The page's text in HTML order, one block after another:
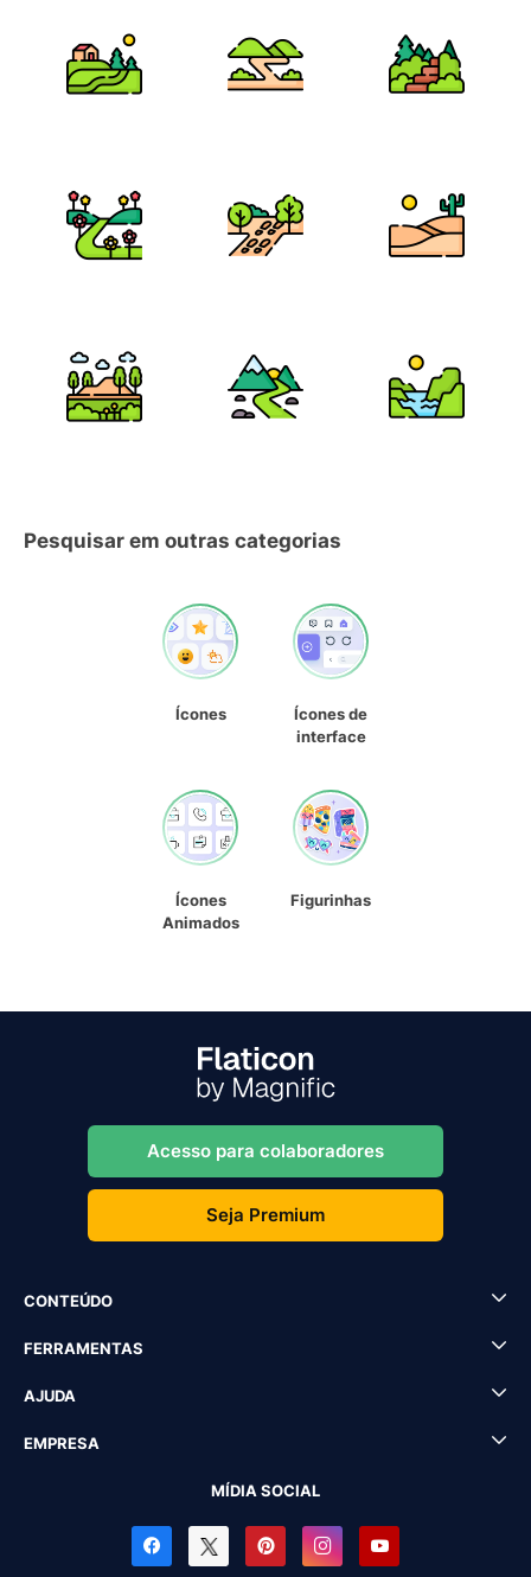
Pesquisar em outras categorias
Ícones
Ícones de
interface
Ícones
Animados
Figurinhas
Acesso para colaboradores
Seja Premium
CONTEÚDO
FERRAMENTAS
AJUDA
EMPRESA
MÍDIA SOCIAL